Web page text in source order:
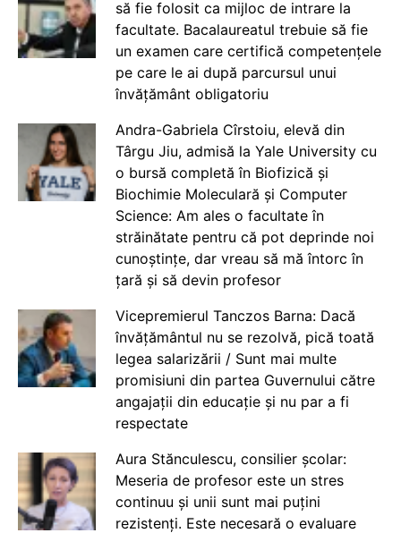
să fie folosit ca mijloc de intrare la
facultate. Bacalaureatul trebuie să fie
un examen care certifică competențele
pe care le ai după parcursul unui
învățământ obligatoriu
Andra-Gabriela Cîrstoiu, elevă din
Târgu Jiu, admisă la Yale University cu
o bursă completă în Biofizică și
Biochimie Moleculară și Computer
Science: Am ales o facultate în
străinătate pentru că pot deprinde noi
cunoștințe, dar vreau să mă întorc în
țară și să devin profesor
Vicepremierul Tanczos Barna: Dacă
învățământul nu se rezolvă, pică toată
legea salarizării / Sunt mai multe
promisiuni din partea Guvernului către
angajații din educație și nu par a fi
respectate
Aura Stănculescu, consilier școlar:
Meseria de profesor este un stres
continuu și unii sunt mai puțini
rezistenți. Este necesară o evaluare